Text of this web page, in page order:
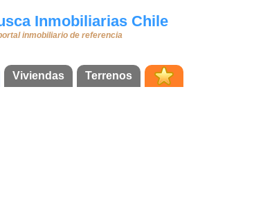
Inmobiliarias Chile
inmobiliario de referencia
Viviendas Terrenos